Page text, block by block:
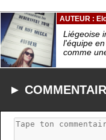
AUTEUR :
Liégeoise
l'équipe
comme
►